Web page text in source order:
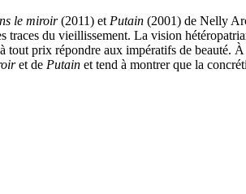
le miroir(2011) et Putain (2001) de Nelly
traces du vieillissement. La vision
tout prix répondre aux impératifs de beauté.
et de Putain et tend à montrer que la